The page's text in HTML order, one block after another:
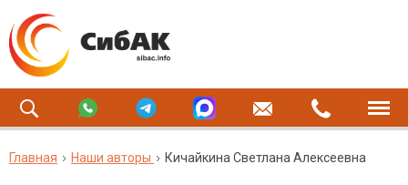
Главная Наши авторы Кичайкина Светлана Алексеевна